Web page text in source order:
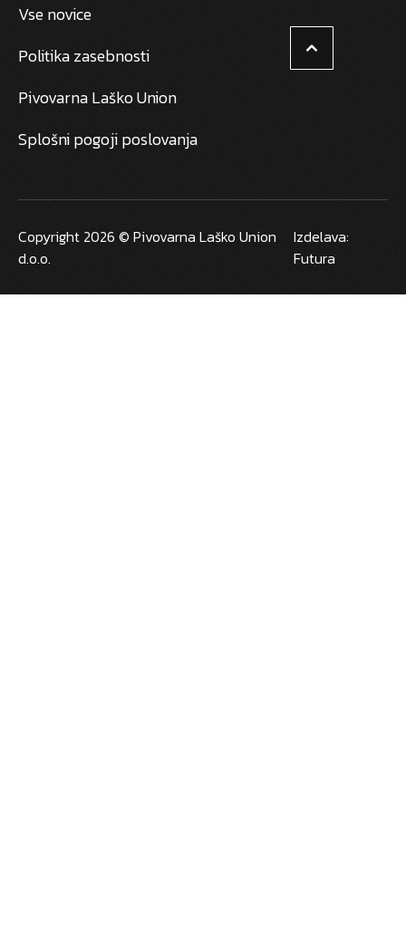
Vse novice
Politika zasebnosti
Pivovarna Laško Union
Splošni pogoji poslovanja
Copyright 2026 © Pivovarna Laško Union
d.o.o.
Izdelava:
Futura